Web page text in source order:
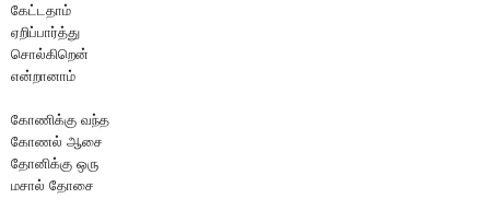
கேட்டதாம்
ஏறிப்பார்த்து
சொல்கிறென்
என்றானாம்
கோணிக்கு வந்த
கோணல் ஆசை
தோனிக்கு ஒரு
மசால் தோசை